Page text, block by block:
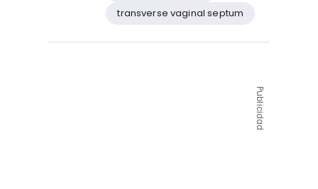
transverse vaginal septum
Publicidad